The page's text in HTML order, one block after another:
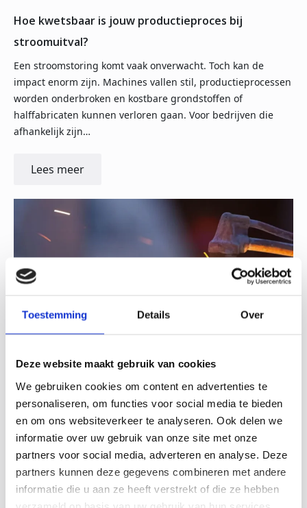
Toestemming Details Over
Deze website maakt gebruik van cookies
We gebruiken cookies om content en advertenties te
personaliseren, om functies voor social media te bieden
en om ons websiteverkeer te analyseren. Ook delen we
informatie over uw gebruik van onze site met onze
partners voor social media, adverteren en analyse. Deze
partners kunnen deze gegevens combineren met andere
informatie die u aan ze heeft verstrekt of die ze hebben
verzameld op basis van uw gebruik van hun services.
Hoe kwetsbaar is jouw productieproces bij
stroomuitval?
Een stroomstoring komt vaak onverwacht. Toch kan de
impact enorm zijn. Machines vallen stil, productieprocessen
worden onderbroken en kostbare grondstoffen of
halffabricaten kunnen verloren gaan. Voor bedrijven die
afhankelijk zijn…
Lees meer
Hoe industriële bedrijven zich voorbereiden op een
instabiel energienet
30-06-26
De Nederlandse energievoorziening verandert in hoog
tempo. Door de groei van duurzame energie, de
toenemende elektrificatie van de industrie en de druk op
het elektriciteitsnet krijgen steeds meer bedrijven te…